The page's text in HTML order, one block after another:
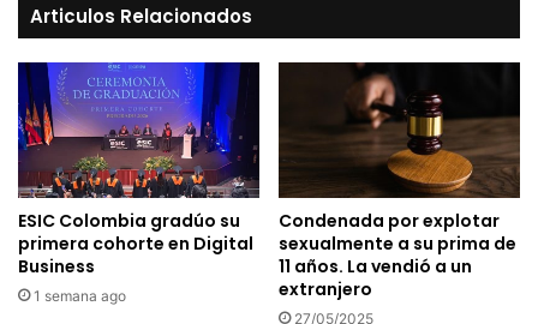
Articulos Relacionados
ESIC Colombia gradúo su
primera cohorte en Digital
Business
1 semana ago
Condenada por explotar
sexualmente a su prima de
11 años. La vendió a un
extranjero
27/05/2025